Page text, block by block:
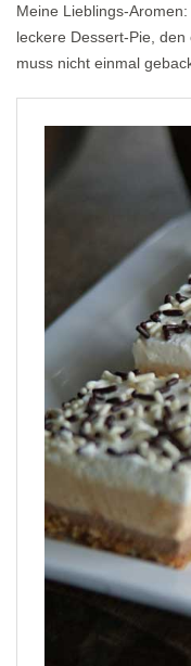
Meine Lieblings-
leckere Dessert-Pie,
muss nicht einmal